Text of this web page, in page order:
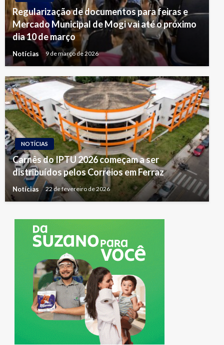
Regularização de documentos para feiras e
Mercado Municipal de Mogi vai até o próximo
dia 10 de março
Notícias 9 de março de 2026
NOTÍCIAS
Carnês do IPTU 2026 começam a ser
distribuídos pelos Correios em Ferraz
Notícias 22 de fevereiro de 2026